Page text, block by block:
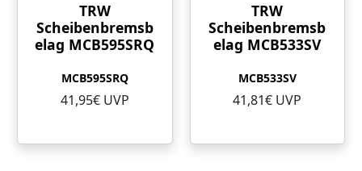
TRW
Scheibenbremsb
elag MCB595SRQ
MCB595SRQ
41,95€ UVP
TRW
Scheibenbremsb
elag MCB533SV
MCB533SV
41,81€ UVP